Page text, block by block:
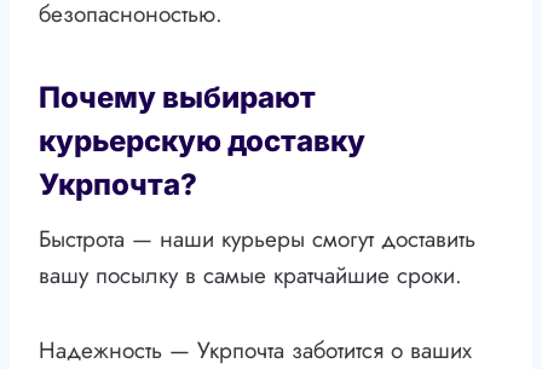
безопасноностью.
Почему выбирают
курьерскую доставку
Укрпочта?
Быстрота — наши курьеры смогут доставить
вашу посылку в самые кратчайшие сроки.
Надежность — Укрпочта заботится о ваших